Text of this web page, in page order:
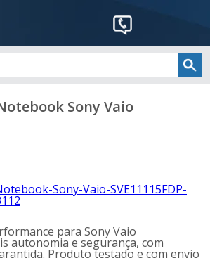
Sony Vaio
para Sony Vaio
autonomia e segurança, com
Produto testado e com envio